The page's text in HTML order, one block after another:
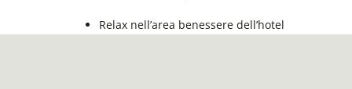
Relax nell’area benessere dell’hotel